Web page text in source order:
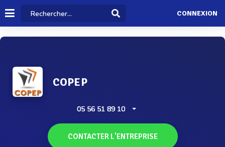
CONNEXION
COPEP
05 56 51 89 10
CONTACTER L'ENTREPRISE